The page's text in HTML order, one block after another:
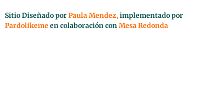
Sitio Diseñado porPaula Mendez, implementado por
Pardolikeme en colaboración con Mesa Redonda